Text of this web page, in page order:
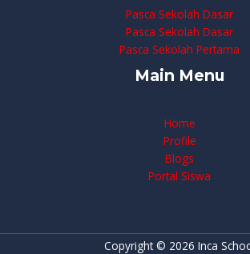
Pasca Sekolah Dasar
Pasca Sekolah Dasar
Pasca Sekolah Pertama
Main Menu
Home
Profile
Blogs
Portal Siswa
Copyright © 2026 Inca